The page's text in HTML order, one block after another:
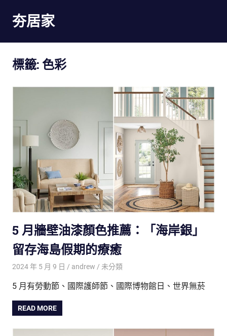
夯居家
家
標籤: 色彩
5 月牆壁油漆顏色推薦：「海岸銀」
留存海島假期的療癒
2024 年 5 月 9 日 andrew 未分類
5 月有勞動節、國際護師節、國際博物館日、世界無菸
READ MORE